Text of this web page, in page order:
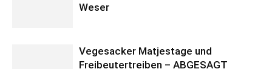
Weser
Vegesacker Matjestage und
Freibeutertreiben – ABGESAGT